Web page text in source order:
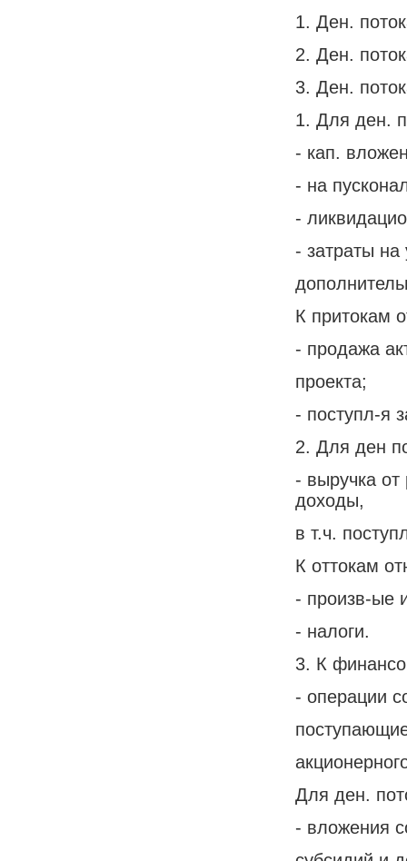
1. Ден.
2. Ден.
3. Ден.
1. Для ден.
- кап.
- на
-
- затраты
К притокам
- продажа
проекта;
- поступл-я
2. Для ден
- выручка
доходы,
в т.ч.
К оттокам
- произв-ые
- налоги.
3. К
- операции
Для ден.
- вложения